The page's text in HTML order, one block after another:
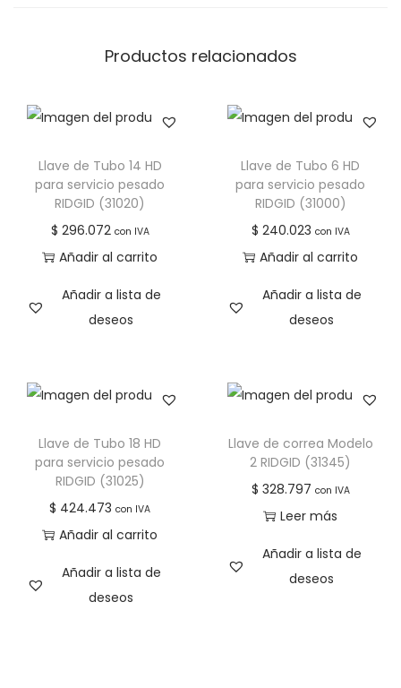
Productos relacionados
Llave de Tubo 14 HD
para servicio pesado
RIDGID (31020)
$ 296.072 con IVA
Añadir al carrito
Añadir a lista de
deseos
Llave de Tubo 6 HD
para servicio pesado
RIDGID (31000)
$ 240.023 con IVA
Añadir al carrito
Añadir a lista de
deseos
Llave de Tubo 18 HD
para servicio pesado
RIDGID (31025)
$ 424.473 con IVA
Añadir al carrito
Añadir a lista de
deseos
Llave de correa Modelo
2 RIDGID (31345)
$ 328.797 con IVA
Leer más
Añadir a lista de
deseos